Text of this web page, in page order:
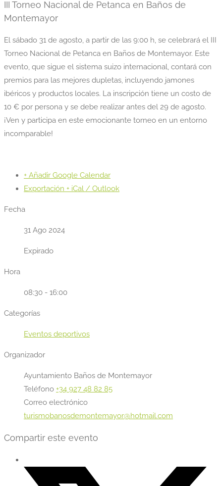
III Torneo Nacional de Petanca en Baños de
Montemayor
El sábado 31 de agosto, a partir de las 9:00 h, se celebrará el III
Torneo Nacional de Petanca en Baños de Montemayor. Este
evento, que sigue el sistema suizo internacional, contará con
premios para las mejores dupletas, incluyendo jamones
ibéricos y productos locales. La inscripción tiene un costo de
10 € por persona y se debe realizar antes del 29 de agosto.
¡Ven y participa en este emocionante torneo en un entorno
incomparable!
+ Añadir Google Calendar
Exportación + iCal / Outlook
Fecha
31 Ago 2024
Expirado
Hora
08:30 - 16:00
Categorías
Eventos deportivos
Organizador
Ayuntamiento Baños de Montemayor
Teléfono +34 927 48 82 85
Correo electrónico
turismobanosdemontemayor@hotmail.com
Compartir este evento